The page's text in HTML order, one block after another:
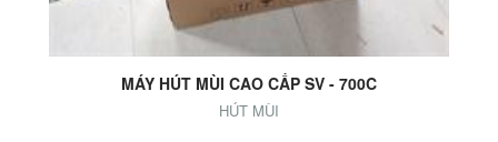
MÁY HÚT MÙI CAO CẤP SV - 700C
HÚT MÙI